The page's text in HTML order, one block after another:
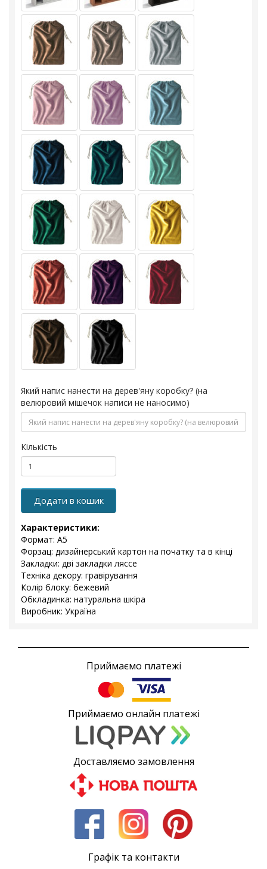
Який напис нанести на дерев'яну коробку? (на
велюровий мішечок написи не наносимо)
Кількість
Додати в кошик
Характеристики:
Формат: А5
Форзац: дизайнерський картон на початку та в кінці
Закладки: дві закладки ляссе
Техніка декору: гравірування
Колір блоку: бежевий
Обкладинка: натуральна шкіра
Виробник: Україна
Приймаємо платежі
Приймаємо онлайн платежі
Доставляємо замовлення
Графік та контакти